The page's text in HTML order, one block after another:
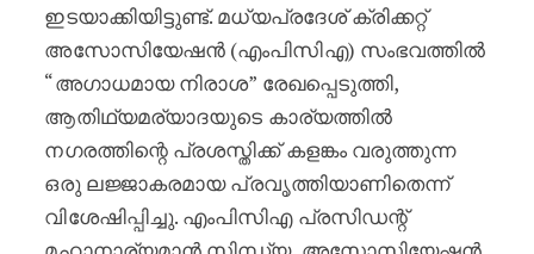
ഇടയാക്കിയിട്ടുണ്ട്. മധ്യപ്രദേശ് ക്രിക്കറ്റ്
അസോസിയേഷൻ (എംപിസിഎ) സംഭവത്തിൽ
“അഗാധമായ നിരാശ” രേഖപ്പെടുത്തി,
ആതിഥ്യമര്യാദയുടെ കാര്യത്തിൽ
നഗരത്തിന്റെ പ്രശസ്തിക്ക് കളങ്കം വരുത്തുന്ന
ഒരു ലജ്ജാകരമായ പ്രവൃത്തിയാണിതെന്ന്
വിശേഷിപ്പിച്ചു. എംപിസിഎ പ്രസിഡന്റ്